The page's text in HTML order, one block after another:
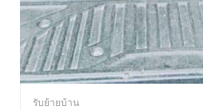
รับย้ายบ้าน